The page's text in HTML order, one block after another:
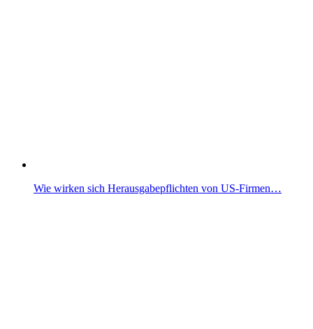
Wie wirken sich Herausgabepflichten von US-Firmen…